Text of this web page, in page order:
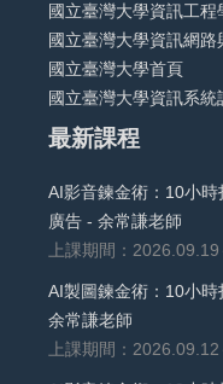
國立臺灣大學資訊工
國立臺灣大學資訊網
國立臺灣大學首頁
國立臺灣大學資訊系統
最新課程
AI影音鍊金術：10小
廣告 - 余常謙老師
上課期間：
AI製圖鍊金術：10小
余常謙老師
上課期間：